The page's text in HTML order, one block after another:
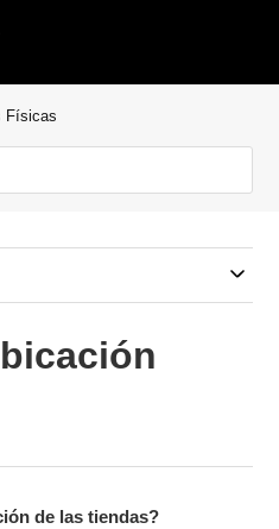
Físicas
de las tiendas?